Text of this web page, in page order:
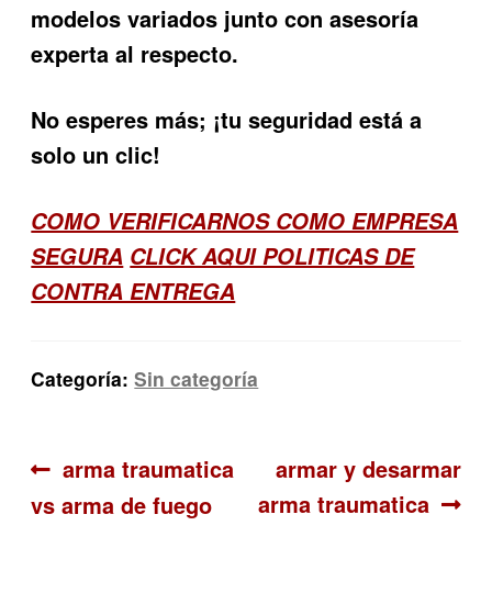
modelos variados junto con asesoría
experta al respecto.
No esperes más; ¡tu seguridad está a
solo un clic!
COMO VERIFICARNOS COMO EMPRESA
SEGURA CLICK AQUI POLITICAS DE
CONTRA ENTREGA
Categoría:Sin categoría
Navegación
de
Anterior:
arma traumatica
vs arma de fuego
Siguiente:
armar y desarmar
arma traumatica